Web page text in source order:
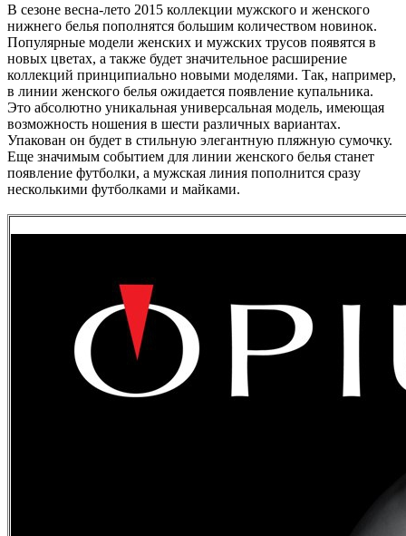
В сезоне весна-лето 2015 коллекции мужского и женского
нижнего белья пополнятся большим количеством новинок.
Популярные модели женских и мужских трусов появятся в
новых цветах, а также будет значительное расширение
коллекций принципиально новыми моделями. Так, например,
в линии женского белья ожидается появление купальника.
Это абсолютно уникальная универсальная модель, имеющая
возможность ношения в шести различных вариантах.
Упакован он будет в стильную элегантную пляжную сумочку.
Еще значимым событием для линии женского белья станет
появление футболки, а мужская линия пополнится сразу
несколькими футболками и майками.